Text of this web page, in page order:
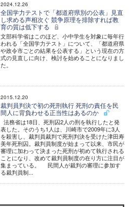
2024.12.26
全国学力テストで「都道府県別の公表」見直
し求める声相次ぐ 競争原理を排除すれば教
育の質は低下する
文部科学省はこのほど、小中学生を対象に毎年行
われる「全国学力テスト」について、「都道府県
や政令市ごとの結果を公表する」という現在の方
式の見直しに向け、検討を始めることになりまし
た。
2015.12.20
裁判員判決で初の死刑執行 死刑の責任を民
間人に背負わせる正当性はあるのか
法務省は18日、死刑囚2人の刑を執行したと発
表した。そのうち1人は、川崎市で2009年に3人
を殺害し、裁判員裁判で死刑判決を受けた津田寿
美年死刑囚。裁判員制度が始まって以来、市民が
審理に加わって決まった死刑が初めて執行される
ことになり、改めて裁判員制度の在り方に注目が
集まっている。 民間人が裁判の審理に参加す
る裁判員制...